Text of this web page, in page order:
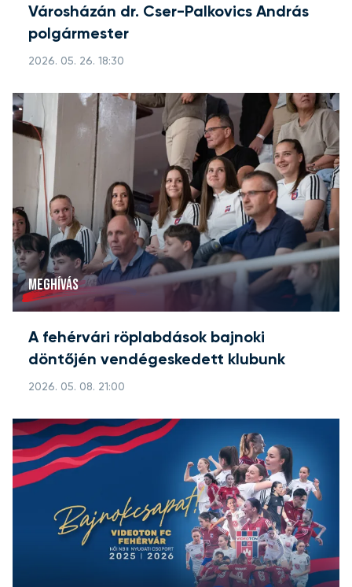
Városházán dr. Cser-Palkovics András
polgármester
2026. 05. 26. 18:30
MEGHÍVÁS
A fehérvári röplabdások bajnoki
döntőjén vendégeskedett klubunk
2026. 05. 08. 21:00